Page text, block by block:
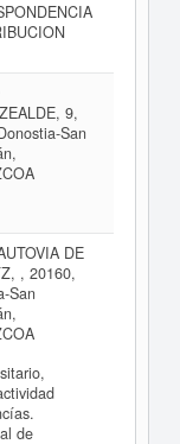
9,
San
DE
, 20160,
San
de